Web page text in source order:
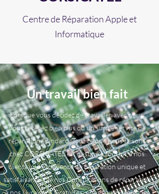
Centre de Réparation Apple et
Informatique
Un travail bien fait
Lorsque vous décidez de travailler avec nous,
vous recevez bien plus qu'un simple service de
réparation standard. Tout ce que nous faisons
chez CORSICATEL est destiné à fournir à nos
clients une expérience de réparation unique et
satisfaisante. De nos Consultations de réparation
à nos Livraisons Gratuites, nous fournissons des